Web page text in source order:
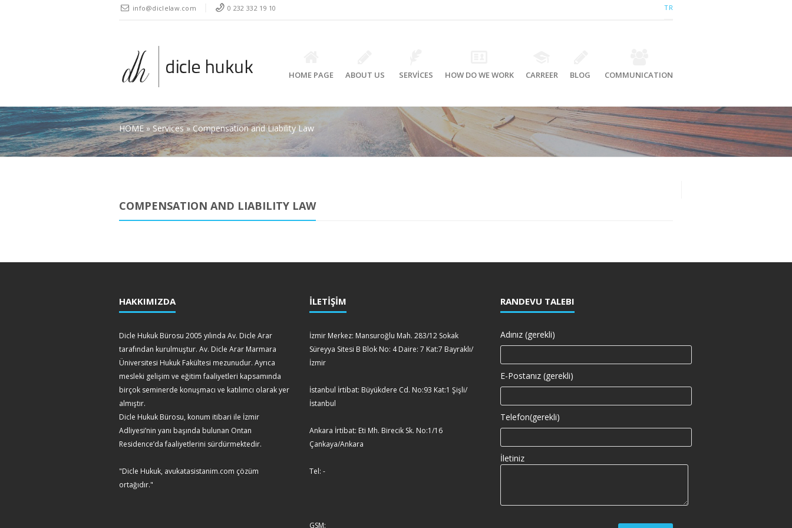
TR
info@diclelaw.com 0 232 332 19 10
HOME PAGE ABOUT US SERVİCES HOW DO WE WORK CARREER BLOG COMMUNICATION
HOME»Services»Compensation and Liability Law
COMPENSATION AND LIABILITY LAW
HAKKIMIZDA
Dicle Hukuk Bürosu 2005 yılında Av. Dicle Arar
tarafından kurulmuştur. Av. Dicle Arar Marmara
Üniversitesi Hukuk Fakültesi mezunudur. Ayrıca
mesleki gelişim ve eğitim faaliyetleri kapsamında
birçok seminerde konuşmacı ve katılımcı olarak yer
almıştır.
Dicle Hukuk Bürosu, konum itibari ile İzmir
Adliyesi’nin yanı başında bulunan Ontan
Residence’da faaliyetlerini sürdürmektedir.
"Dicle Hukuk, avukatasistanim.com çözüm
ortağıdır."
İLETİŞİM
İzmir Merkez: Mansuroğlu Mah. 283/12 Sokak
Süreyya Sitesi B Blok No: 4 Daire: 7 Kat:7 Bayraklı/
İzmir
İstanbul İrtibat: Büyükdere Cd. No:93 Kat:1 Şişli/
İstanbul
Ankara İrtibat: Eti Mh. Birecik Sk. No:1/16
Çankaya/Ankara
Tel: -
GSM:
RANDEVU TALEBI
Adınız (gerekli)
E-Postanız (gerekli)
Telefon(gerekli)
İletiniz